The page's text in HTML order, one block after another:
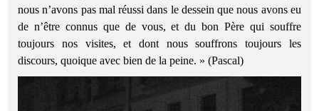
nous n’avons pas mal réussi dans le dessein que nous avons eu
de n’être connus que de vous, et du bon Père qui souffre
toujours nos visites, et dont nous souffrons toujours les
discours, quoique avec bien de la peine. » (Pascal)